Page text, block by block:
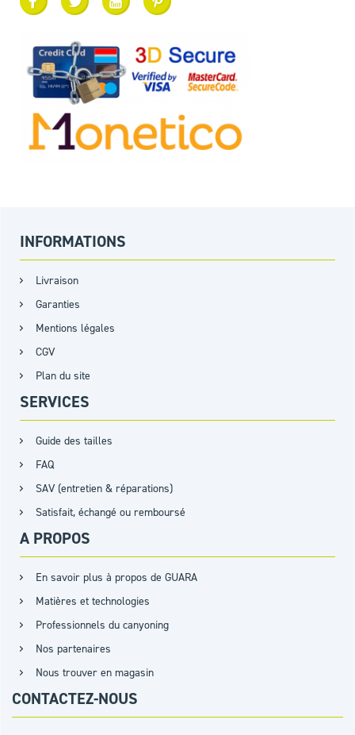
INFORMATIONS
Livraison
Garanties
Mentions légales
CGV
Plan du site
SERVICES
Guide des tailles
FAQ
SAV (entretien & réparations)
Satisfait, échangé ou remboursé
A PROPOS
En savoir plus à propos de GUARA
Matières et technologies
Professionnels du canyoning
Nos partenaires
Nous trouver en magasin
CONTACTEZ-NOUS